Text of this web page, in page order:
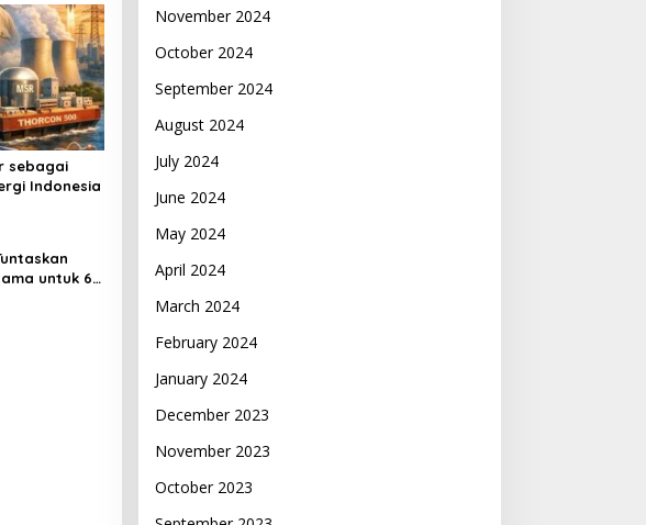
sebagai
Indonesia
untuk 67
November 2024
October 2024
September 2024
August 2024
July 2024
June 2024
May 2024
April 2024
March 2024
February 2024
January 2024
December 2023
November 2023
October 2023